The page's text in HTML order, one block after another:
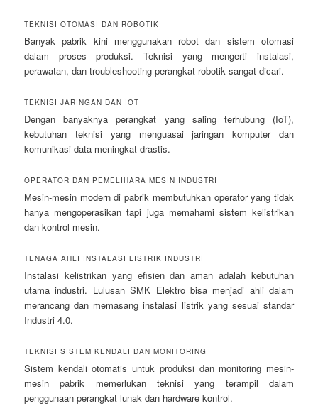
TEKNISI OTOMASI DAN ROBOTIK
Banyak pabrik kini menggunakan robot dan sistem otomasi
dalam proses produksi. Teknisi yang mengerti instalasi,
perawatan, dan troubleshooting perangkat robotik sangat dicari.
TEKNISI JARINGAN DAN IOT
Dengan banyaknya perangkat yang saling terhubung (IoT),
kebutuhan teknisi yang menguasai jaringan komputer dan
komunikasi data meningkat drastis.
OPERATOR DAN PEMELIHARA MESIN INDUSTRI
Mesin-mesin modern di pabrik membutuhkan operator yang tidak
hanya mengoperasikan tapi juga memahami sistem kelistrikan
dan kontrol mesin.
TENAGA AHLI INSTALASI LISTRIK INDUSTRI
Instalasi kelistrikan yang efisien dan aman adalah kebutuhan
utama industri. Lulusan SMK Elektro bisa menjadi ahli dalam
merancang dan memasang instalasi listrik yang sesuai standar
Industri 4.0.
TEKNISI SISTEM KENDALI DAN MONITORING
Sistem kendali otomatis untuk produksi dan monitoring mesin-
mesin pabrik memerlukan teknisi yang terampil dalam
penggunaan perangkat lunak dan hardware kontrol.